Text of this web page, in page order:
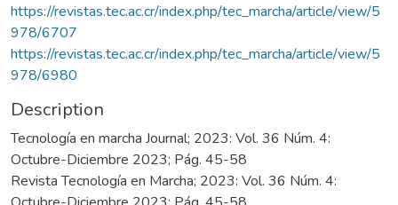
https://revistas.tec.ac.cr/index.php/tec_marcha/article/view/5
978/6707
https://revistas.tec.ac.cr/index.php/tec_marcha/article/view/5
978/6980
Description
Tecnología en marcha Journal; 2023: Vol. 36 Núm. 4:
Octubre-Diciembre 2023; Pág. 45-58
Revista Tecnología en Marcha; 2023: Vol. 36 Núm. 4: